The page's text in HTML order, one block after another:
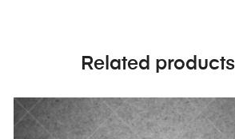
Related products